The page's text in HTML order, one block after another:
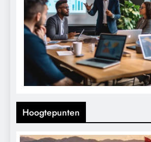
Hoogtepunten